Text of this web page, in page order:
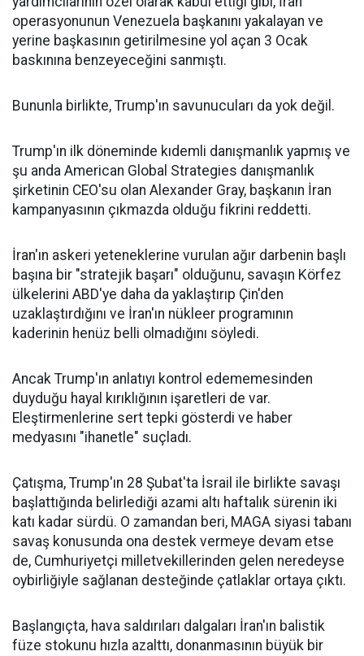
operasyonunun Venezuela başkanını yakalayan ve
yerine başkasının getirilmesine yol açan 3 Ocak
baskınına benzeyeceğini sanmıştı.
Bununla birlikte, Trump'ın savunucuları da yok değil.
Trump'ın ilk döneminde kıdemli danışmanlık yapmış ve
şu anda American Global Strategies danışmanlık
şirketinin CEO'su olan Alexander Gray, başkanın İran
kampanyasının çıkmazda olduğu fikrini reddetti.
İran'ın askeri yeteneklerine vurulan ağır darbenin başlı
başına bir "stratejik başarı" olduğunu, savaşın Körfez
ülkelerini ABD'ye daha da yaklaştırıp Çin'den
uzaklaştırdığını ve İran'ın nükleer programının
kaderinin henüz belli olmadığını söyledi.
Ancak Trump'ın anlatıyı kontrol edememesinden
duyduğu hayal kırıklığının işaretleri de var.
Eleştirmenlerine sert tepki gösterdi ve haber
medyasını "ihanetle" suçladı.
Çatışma, Trump'ın 28 Şubat'ta İsrail ile birlikte savaşı
başlattığında belirlediği azami altı haftalık sürenin iki
katı kadar sürdü. O zamandan beri, MAGA siyasi tabanı
savaş konusunda ona destek vermeye devam etse
de, Cumhuriyetçi milletvekillerinden gelen neredeyse
oybirliğiyle sağlanan desteğinde çatlaklar ortaya çıktı.
Başlangıçta, hava saldırıları dalgaları İran'ın balistik
füze stokunu hızla azalttı, donanmasının büyük bir